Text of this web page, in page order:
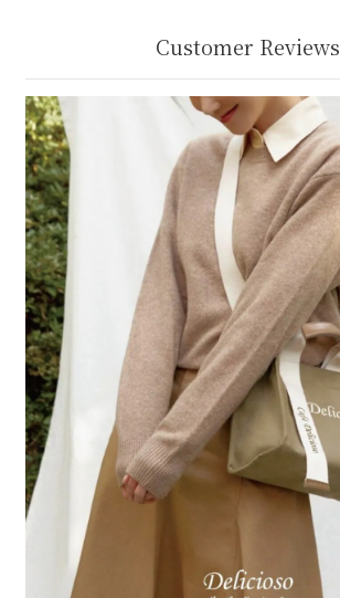
Customer Reviews